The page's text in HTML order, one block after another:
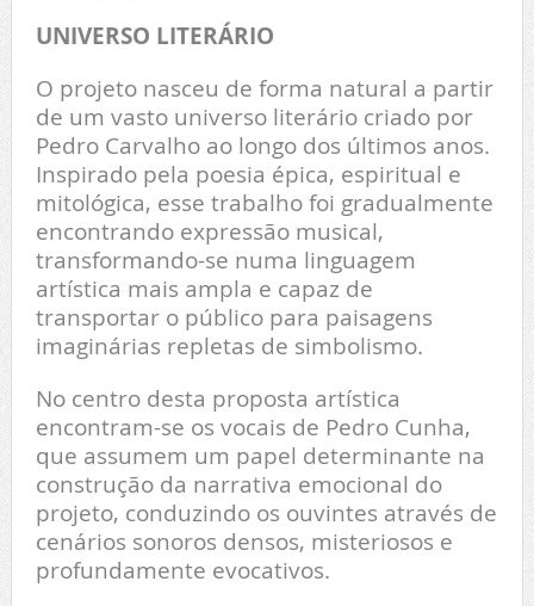
UNIVERSO LITERÁRIO
O projeto nasceu de forma natural a partir
de um vasto universo literário criado por
Pedro Carvalho ao longo dos últimos anos.
Inspirado pela poesia épica, espiritual e
mitológica, esse trabalho foi gradualmente
encontrando expressão musical,
transformando-se numa linguagem
artística mais ampla e capaz de
transportar o público para paisagens
imaginárias repletas de simbolismo.
No centro desta proposta artística
encontram-se os vocais de Pedro Cunha,
que assumem um papel determinante na
construção da narrativa emocional do
projeto, conduzindo os ouvintes através de
cenários sonoros densos, misteriosos e
profundamente evocativos.